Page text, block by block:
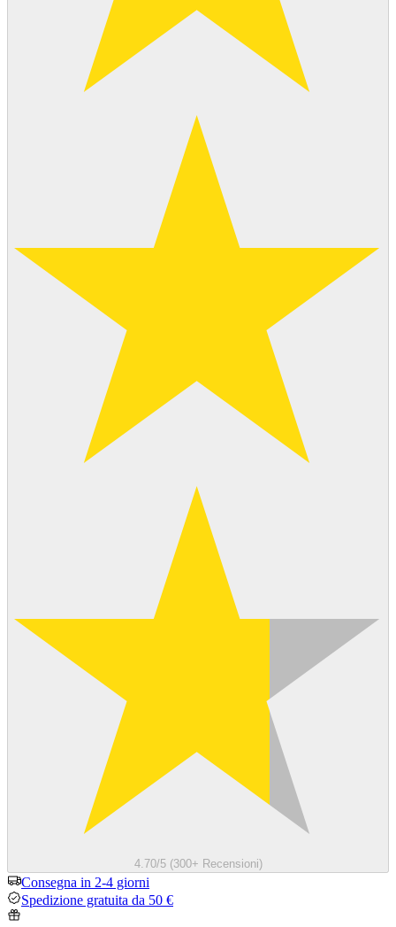
4.70/5 (300+ Recensioni)
Consegna in 2-4 giorni
Spedizione gratuita da 50 €